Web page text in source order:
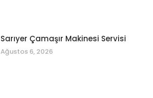
Sarıyer Çamaşır Makinesi Servisi
Ağustos 6, 2026